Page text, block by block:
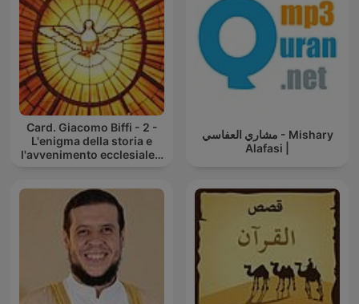
Card. Giacomo Biffi - 2 -
L'enigma della storia e
l'avvenimento ecclesiale -
مشاري العفاسي - Mishary
Alafasi |